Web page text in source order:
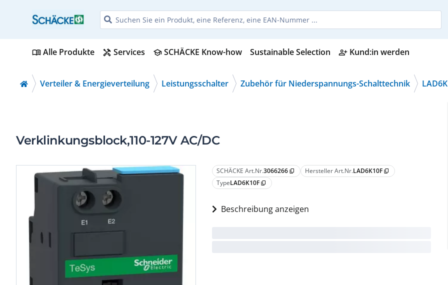
menu_bookAlle Produkte handyman Services schoolSCHÄCKE Know-how Sustainable Selection person_add_alt Kund:in werden
Verteiler & Energieverteilung Leistungsschalter Zubehör für Niederspannungs-Schalttechnik
Verklinkungsblock,110-127V AC/DC
SCHÄCKE Art.Nr.3066266 content_copy Hersteller Art.Nr.LAD6K10F content_copy
TypeLAD6K10F content_copy
Beschreibung anzeigen